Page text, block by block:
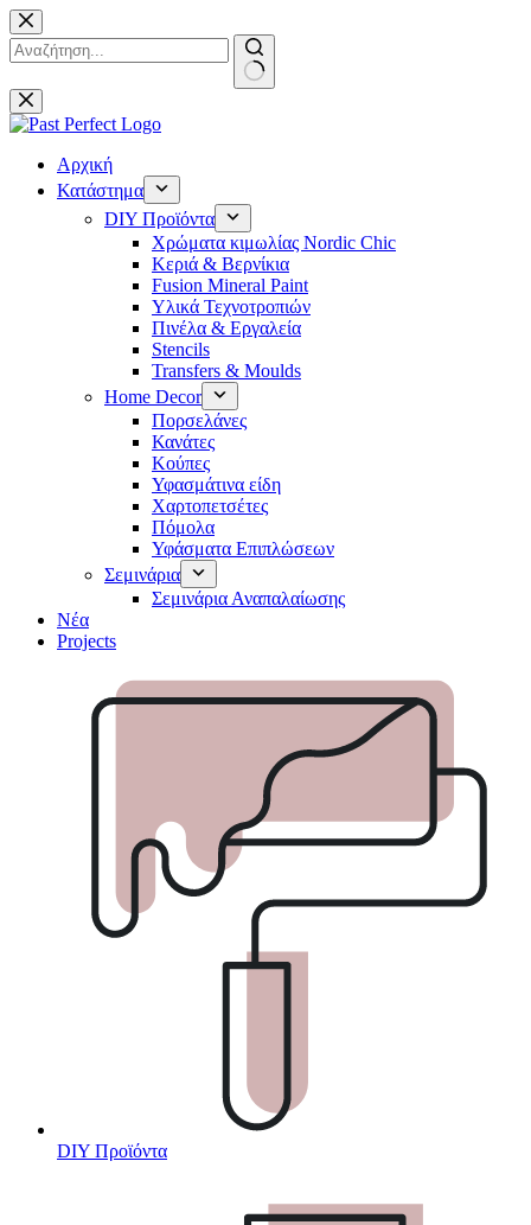
Μετάβαση
στο
περιεχόμενο
No
results
Αρχική
Κατάστημα
DIY Προϊόντα
Χρώματα κιμωλίας Nordic Chic
Κεριά & Βερνίκια
Fusion Mineral Paint
Υλικά Τεχνοτροπιών
Πινέλα & Εργαλεία
Stencils
Transfers & Moulds
Home Decor
Πορσελάνες
Κανάτες
Κούπες
Υφασμάτινα είδη
Χαρτοπετσέτες
Πόμολα
Υφάσματα Επιπλώσεων
Σεμινάρια
Σεμινάρια Αναπαλαίωσης
Νέα
Projects
DIY Προϊόντα